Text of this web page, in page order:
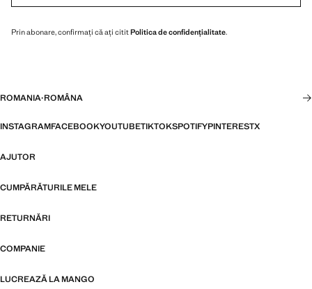
Prin abonare, confirmați că ați cititPolitica de confidențialitate.
ROMANIA·ROMÂNA
INSTAGRAMFACEBOOKYOUTUBETIKTOKSPOTIFYPINTERESTX
AJUTOR
CUMPĂRĂTURILE MELE
RETURNĂRI
COMPANIE
LUCREAZĂ LA MANGO